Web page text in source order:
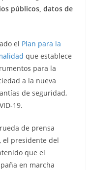
públicos, datos de
el Plan para la
que establece
para la
a la nueva
de seguridad,
19.
de prensa
el presidente del
que el
en marcha